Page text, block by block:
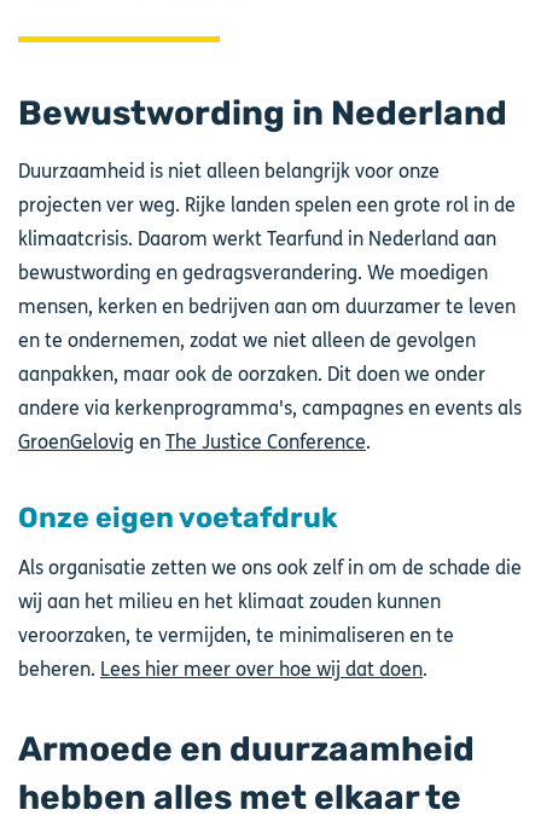
Bewustwording in Nederland
Duurzaamheid is niet alleen belangrijk voor onze
projecten ver weg. Rijke landen spelen een grote rol in de
klimaatcrisis. Daarom werkt Tearfund in Nederland aan
bewustwording en gedragsverandering. We moedigen
mensen, kerken en bedrijven aan om duurzamer te leven
en te ondernemen, zodat we niet alleen de gevolgen
aanpakken, maar ook de oorzaken. Dit doen we onder
andere via kerkenprogramma's, campagnes en events als
GroenGelovig en The Justice Conference.
Onze eigen voetafdruk
Als organisatie zetten we ons ook zelf in om de schade die
wij aan het milieu en het klimaat zouden kunnen
veroorzaken, te vermijden, te minimaliseren en te
beheren. Lees hier meer over hoe wij dat doen.
Armoede en duurzaamheid
hebben alles met elkaar te